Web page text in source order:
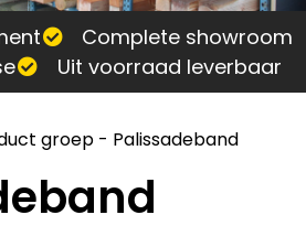
Complete showroom
Uit voorraad leverbaar
groep - Palissadeband